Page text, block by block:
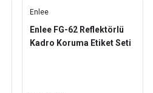
Enlee
Enlee FG-62 Reflektörlü
Kadro Koruma Etiket Seti